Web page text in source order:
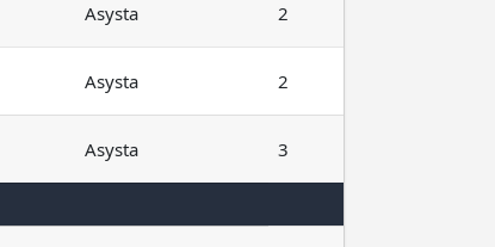
Asysta 2
Asysta 2
Asysta 3